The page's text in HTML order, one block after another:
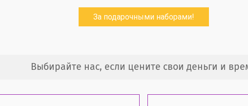
За подарочными наборами!
Выбирайте нас, если цените свои деньги и